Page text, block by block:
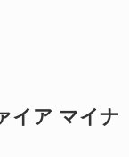
イア マイナ